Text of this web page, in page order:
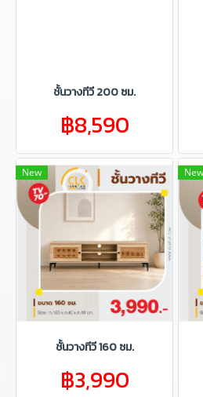
ชั้นวางทีวี 200 ซม.
฿8,590
New
ชั้นวางทีวี 160 ซม.
฿3,990
New